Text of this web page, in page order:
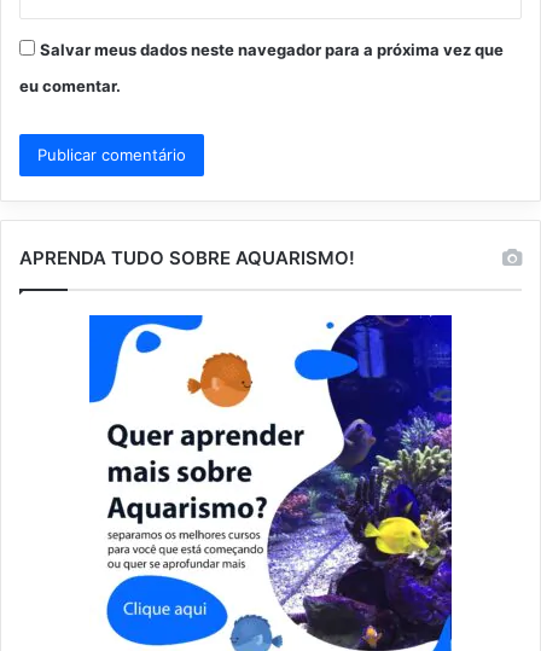
Salvar meus dados neste navegador para a próxima vez que
eu comentar.
APRENDA TUDO SOBRE AQUARISMO!